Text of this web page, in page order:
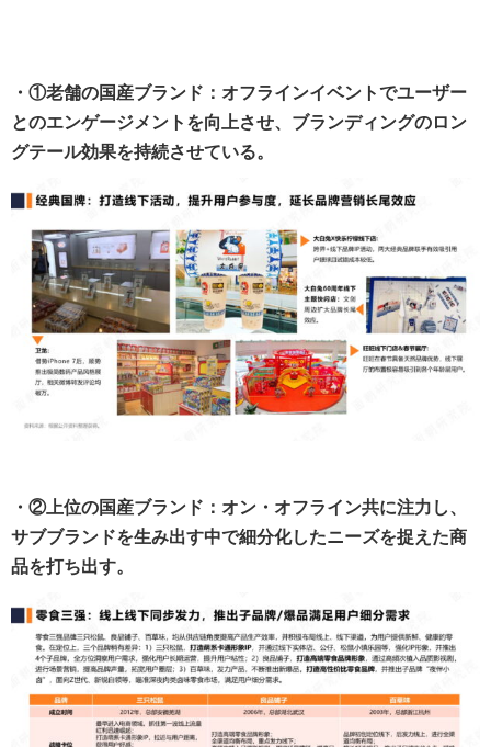
・①老舗の国産ブランド：オフラインイベントでユーザー
とのエンゲージメントを向上させ、ブランディングのロン
グテール効果を持続させている。
・②上位の国産ブランド：オン・オフライン共に注力し、
サブブランドを生み出す中で細分化したニーズを捉えた商
品を打ち出す。